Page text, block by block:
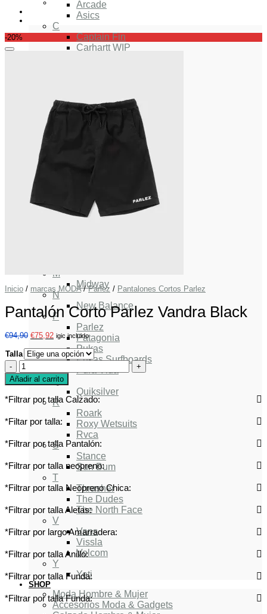
Arcade
Asics
C
Captain Fin
Carhartt WIP
Deus Ex Machina
Dickies
Edmmond Studios
Gorilla
Herschel
Huf
M
Midway
N
New Balance
P
Parlez
Patagonia
Pukas
Pukas Surfboards
Pura Vida
Q
Quiksilver
R
Roark
Roxy Wetsuits
Rvca
S
Stance
Sun Bum
T
Thrasher
The Dudes
The North Face
V
Vans
Vissla
Volcom
Y
Yeti
SHOP
Moda Hombre & Mujer
Accesorios Moda & Gadgets
-20%
Inicio / marcas MODA / Parlez / Pantalones Cortos Parlez
Pantalón Corto Parlez Vandra Black
€94,90 €75,92 igic incluido
Talla
Pantalón
Corto
Parlez
Black
Añadir al carrito
*Filtrar por talla Calzado:
*Filtar por talla:
*Filtrar por talla Pantalón:
*Filtrar por talla neopreno:
*Filtrar por talla Neopreno Chica:
*Filtrar por talla Aletas:
*Filtrar por largo Amarradera:
*Filtrar por talla Anillo:
*Filtrar por talla Funda:
*Filtrar por talla Funda: